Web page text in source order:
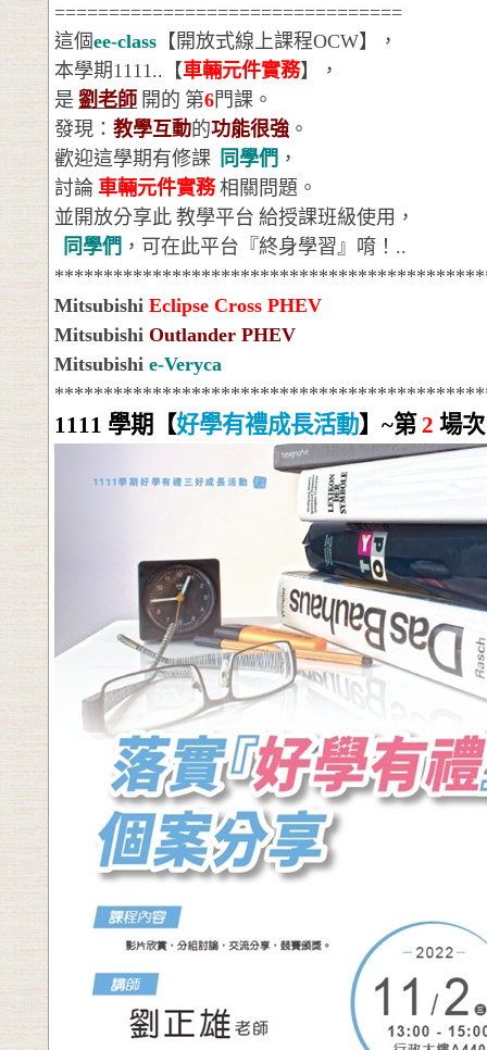
================================
這個ee-class 【開放式線上課程OCW】，
本學期1111.. 【車輛元件實務】，
是 劉老師 開的 第6門課。
發現： 教學互動的功能很強 。
歡迎這學期有修課 同學們 ，
討論 車輛元件實務 相關問題。
並開放分享此 教學平台 給授課班級使用，
同學們 ，可在此平台『終身學習』唷！ ..
Mitsubishi Eclipse Cross PHEV
Mitsubishi Outlander PHEV
Mitsubishi e-Veryca
1111 學期【好學有禮成長活動】 ~第 2 場次